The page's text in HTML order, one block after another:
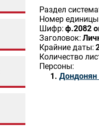
Раздел
Номер единицы
Шифр: ф.2082
Заголовок:
Крайние даты:
Количество
Персоны:
Дондонян